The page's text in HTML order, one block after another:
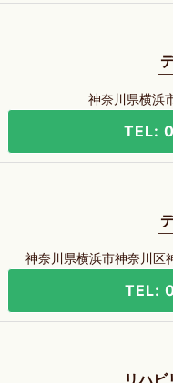
神奈川県横浜
TEL:
神奈川県横浜市神奈川
TEL: